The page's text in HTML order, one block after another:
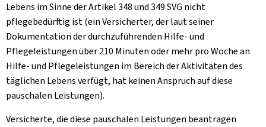
Lebens im Sinne der Artikel 348 und 349 SVG nicht
pflegebedürftig ist (ein Versicherter, der laut seiner
Dokumentation der durchzuführenden Hilfe- und
Pflegeleistungen über 210 Minuten oder mehr pro Woche an
Hilfe- und Pflegeleistungen im Bereich der Aktivitäten des
täglichen Lebens verfügt, hat keinen Anspruch auf diese
pauschalen Leistungen).
Versicherte, die diese pauschalen Leistungen beantragen